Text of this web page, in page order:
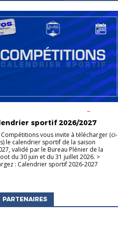
sportif 2026/2027
Compétitions vous invite à télécharger (ci-
le calendrier sportif de la saison
validé par le Bureau Plénier de la
du 30 juin et du 31 juillet 2026. >
: Calendrier sportif 2026-2027
PARTENAIRES